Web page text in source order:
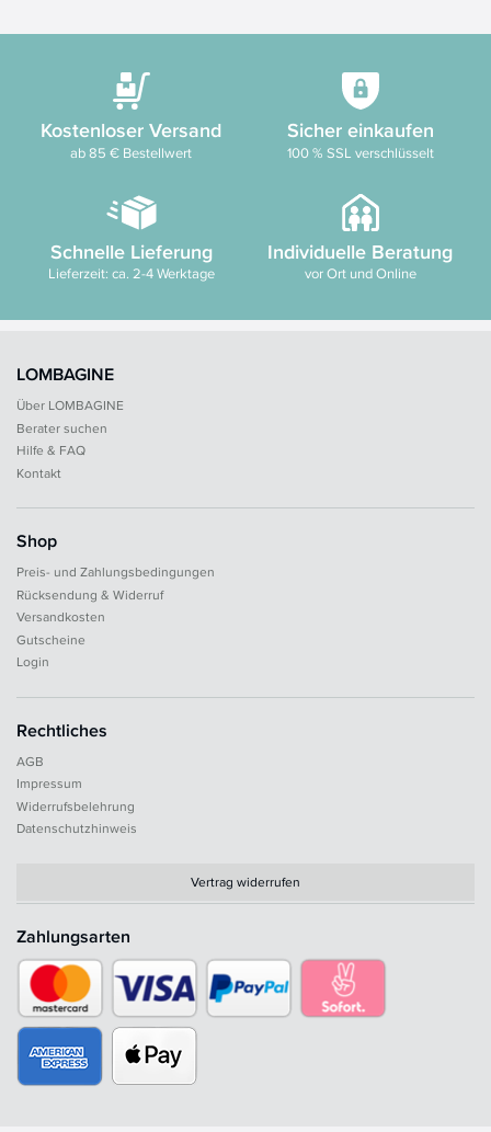
Kostenloser Versand
ab 85 € Bestellwert
Sicher einkaufen
100 % SSL verschlüsselt
Schnelle Lieferung
Lieferzeit: ca. 2-4 Werktage
Individuelle Beratung
vor Ort und Online
LOMBAGINE
Über LOMBAGINE
Berater suchen
Hilfe & FAQ
Kontakt
Shop
Preis- und Zahlungsbedingungen
Rücksendung & Widerruf
Versandkosten
Gutscheine
Login
Rechtliches
AGB
Impressum
Widerrufsbelehrung
Datenschutzhinweis
Vertrag widerrufen
Zahlungsarten